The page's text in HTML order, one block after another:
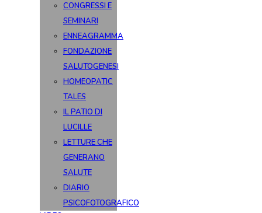
CONGRESSI E
SEMINARI
ENNEAGRAMMA
FONDAZIONE
SALUTOGENESI
HOMEOPATIC
TALES
IL PATIO DI
LUCILLE
LETTURE CHE
GENERANO
SALUTE
DIARIO
PSICOFOTOGRAFICO